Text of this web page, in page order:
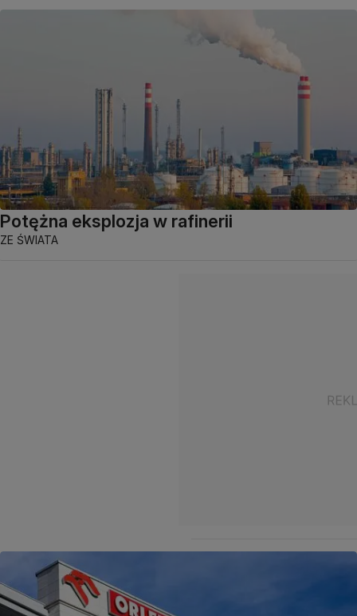
Potężna eksplozja w rafinerii
ZE ŚWIATA